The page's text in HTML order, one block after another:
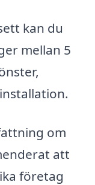
kan du
mellan 5
om
att
företag